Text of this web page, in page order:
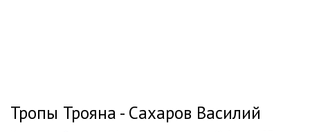
Тропы Трояна - Сахаров Василий